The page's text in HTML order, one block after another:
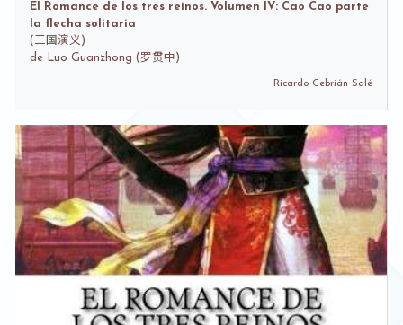
El Romance de los tres reinos. Volumen IV: Cao Cao parte
la flecha solitaria
( 三国演义)
de Luo Guanzhong (罗贯中)
Ricardo Cebrián Salé